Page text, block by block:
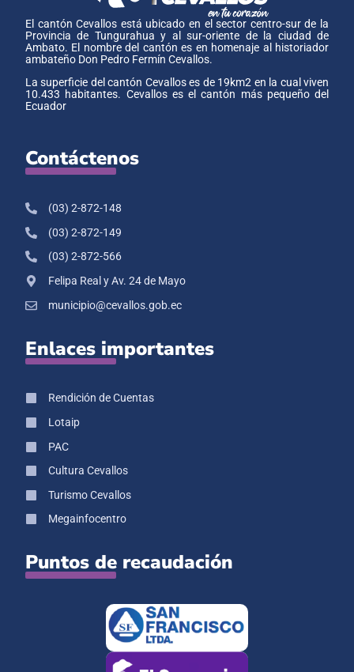
El cantón Cevallos está ubicado en el sector centro-sur de la
Provincia de Tungurahua y al sur-oriente de la ciudad de
Ambato. El nombre del cantón es en homenaje al historiador
ambateño Don Pedro Fermín Cevallos.
La superficie del cantón Cevallos es de 19km2 en la cual viven
10.433 habitantes. Cevallos es el cantón más pequeño del
Ecuador
Contáctenos
(03) 2-872-148
(03) 2-872-149
(03) 2-872-566
Felipa Real y Av. 24 de Mayo
municipio@cevallos.gob.ec
Enlaces importantes
Rendición de Cuentas
Lotaip
PAC
Cultura Cevallos
Turismo Cevallos
Megainfocentro
Puntos de recaudación